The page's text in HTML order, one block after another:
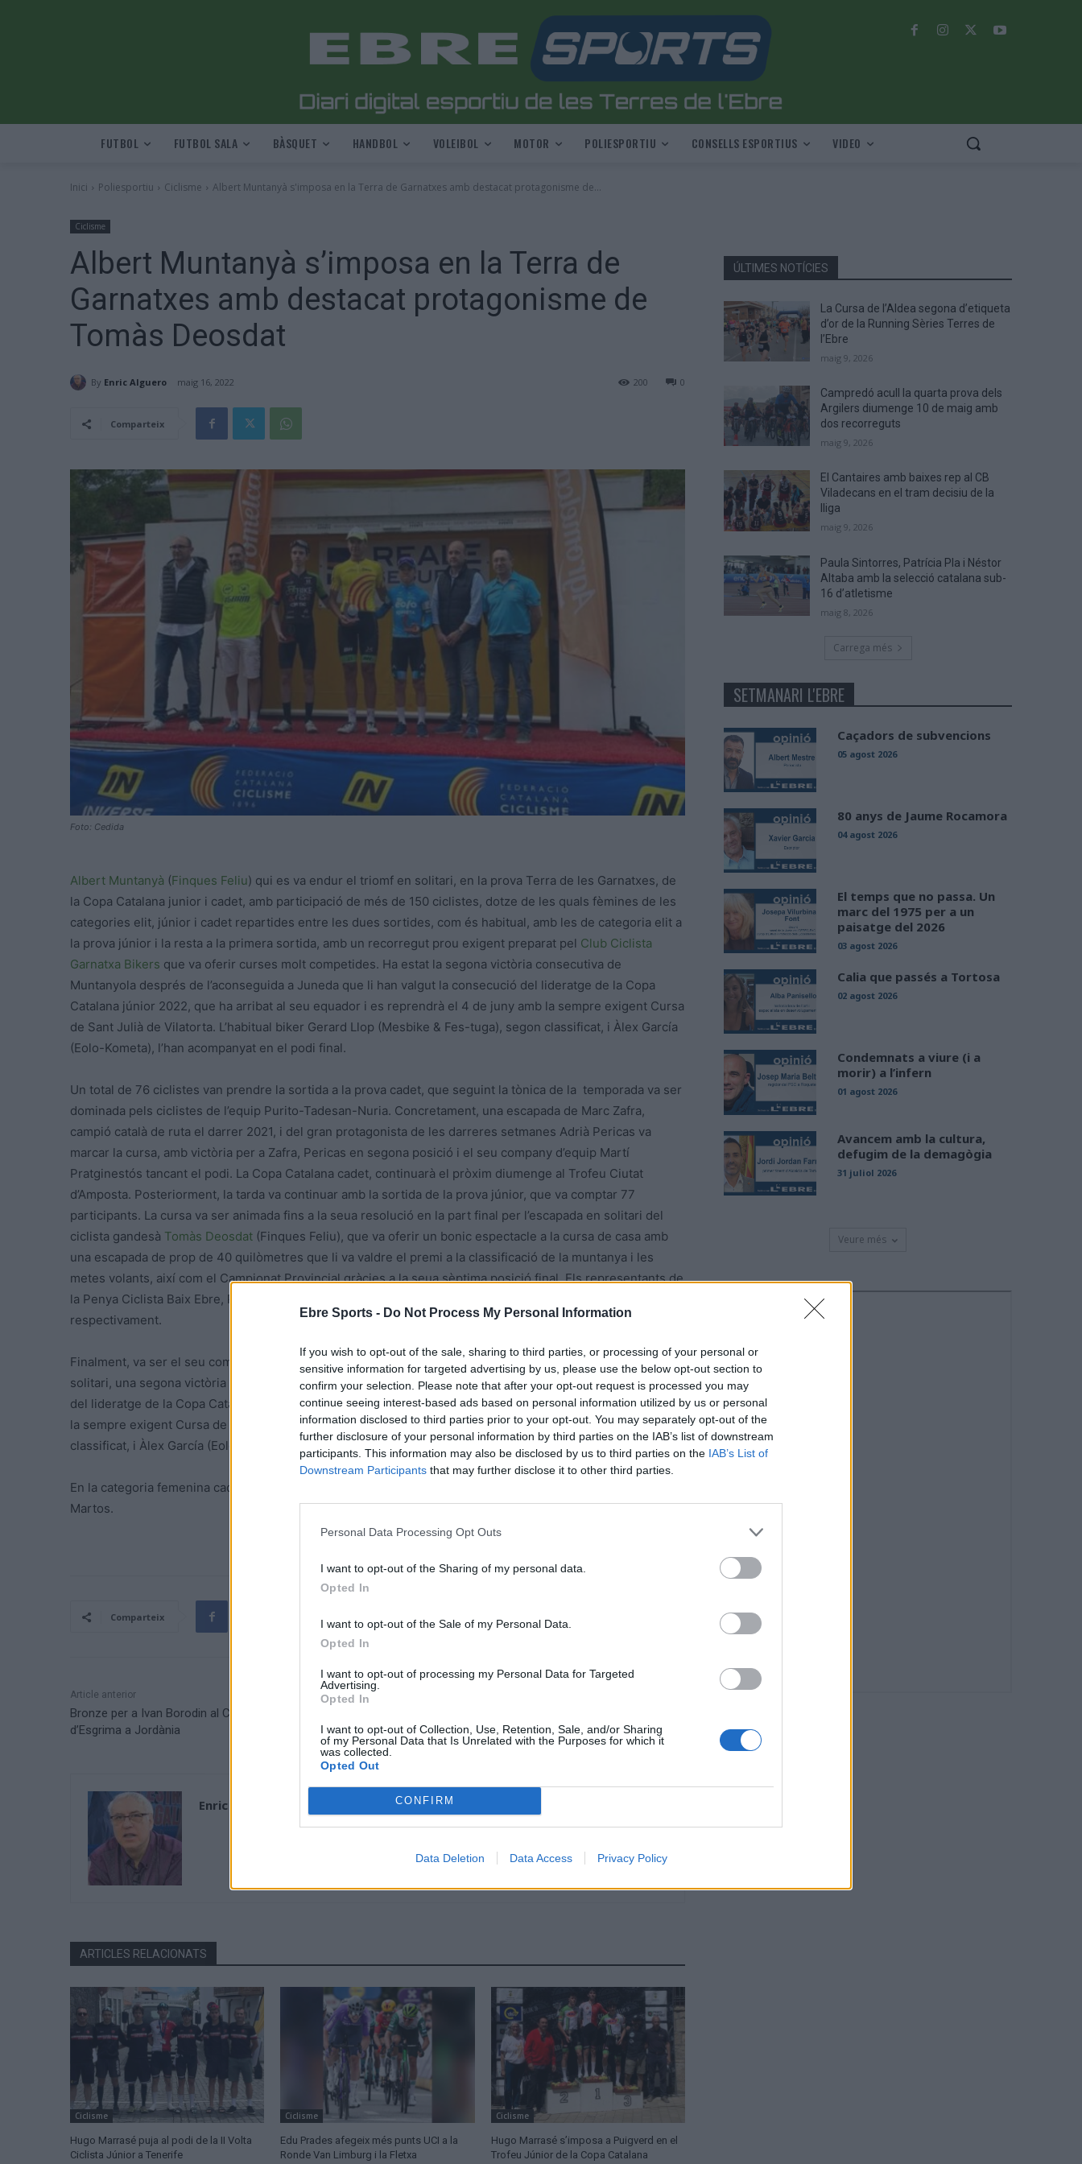
Ebre Sports - Do Not Process My Personal Information
If you wish to opt-out of the sale, sharing to third parties, or processing of your personal or
sensitive information for targeted advertising by us, please use the below opt-out section to
confirm your selection. Please note that after your opt-out request is processed you may
continue seeing interest-based ads based on personal information utilized by us or personal
information disclosed to third parties prior to your opt-out. You may separately opt-out of the
further disclosure of your personal information by third parties on the IAB’s list of downstream
participants. This information may also be disclosed by us to third parties on the IAB’s List of
Downstream Participants that may further disclose it to other third parties.
Personal Data Processing Opt Outs
I want to opt-out of the Sharing of my personal data.
Opted In
I want to opt-out of the Sale of my Personal Data.
Opted In
I want to opt-out of processing my Personal Data for Targeted
Advertising.
Opted In
I want to opt-out of Collection, Use, Retention, Sale, and/or Sharing
of my Personal Data that Is Unrelated with the Purposes for which it
was collected.
Opted Out
CONFIRM
Data Deletion Data Access Privacy Policy
FUTBOL FUTBOL SALA BÀSQUET HANDBOL VOLEIBOL MOTOR POLIESPORTIU CONSELLS ESPORTIUS VIDEO
Inici Poliesportiu Ciclisme Albert Muntanyà s'imposa en la Terra de Garnatxes amb destacat protagonisme de...
Ciclisme
Albert Muntanyà s’imposa en la Terra de
Garnatxes amb destacat protagonisme de
Tomàs Deosdat
By Enric Alguero maig 16, 2022 0
200
Comparteix
Foto: Cedida
Albert Muntanyà (Finques Feliu) qui es va endur el triomf en solitari, en la prova Terra de les Garnatxes, de
la Copa Catalana junior i cadet, amb participació de més de 150 ciclistes, dotze de les quals fèmines de les
categories elit, júnior i cadet repartides entre les dues sortides, com és habitual, amb les de categoria elit a
la prova júnior i la resta a la primera sortida, amb un recorregut prou exigent preparat pel Club Ciclista
Garnatxa Bikers que va oferir curses molt competides. Ha estat la segona victòria consecutiva de
Muntanyola després de l’aconseguida a Juneda que li han valgut la consecució del lideratge de la Copa
Catalana júnior 2022, que ha arribat al seu equador i es reprendrà el 4 de juny amb la sempre exigent Cursa
de Sant Julià de Vilatorta. L’habitual biker Gerard Llop (Mesbike & Fes-tuga), segon classificat, i Àlex García
(Eolo-Kometa), l’han acompanyat en el podi final.
Un total de 76 ciclistes van prendre la sortida a la prova cadet, que seguint la tònica de la temporada va ser
dominada pels ciclistes de l’equip Purito-Tadesan-Nuria. Concretament, una escapada de Marc Zafra,
campió català de ruta el darrer 2021, i del gran protagonista de les darreres setmanes Adrià Pericas va
marcar la cursa, amb victòria per a Zafra, Pericas en segona posició i el seu company d’equip Martí
Pratginestós tancant el podi. La Copa Catalana cadet, continuarà el pròxim diumenge al Trofeu Ciutat
d’Amposta. Posteriorment, la tarda va continuar amb la sortida de la prova júnior, que va comptar 77
participants. La cursa va ser animada fins a la seua resolució en la part final per l’escapada en solitari del
ciclista gandesà Tomàs Deosdat (Finques Feliu), que va oferir un bonic espectacle a la cursa de casa amb
una escapada de prop de 40 quilòmetres que li va valdre el premi a la classificació de la muntanya i les
metes volants, així com el Campionat Provincial gràcies a la seua sèptima posició final. Els representants de
la Penya Ciclista Baix Ebre, Pol Viladoms i Matisse Van, van ocupar la quinta i sèptima posició
respectivament.
Finalment, va ser el seu company d’equip Albert Muntanyà (Finques Feliu) qui es va endur el triomf en
solitari, una segona victòria consecutiva després de l’aconseguida a Juneda que li han valgut la consecució
del lideratge de la Copa Catalana júnior 2022, que ha arribat al seu equador i es reprendrà el 4 de juny amb
la sempre exigent Cursa de Sant Julià de Vilatorta. L’habitual biker Gerard Llop (Mesbike & Fes-tuga), segon
classificat, i Àlex García (Eolo-Kometa), l’han acompanyat en el podi final.
En la categoria femenina cadet, primer lloc per a Ainara Inarejos, amb tercer i quart per a Mar Piñol i Raquel
Martos.
Comparteix
Article anterior
Bronze per a Ivan Borodin al Campionat Mediterrani
d’Esgrima a Jordània
jornada del territorial de promoció
Enric Alguero
ARTICLES RELACIONATS
Ciclisme
Hugo Marrasé puja al podi de la II Volta
Ciclista Júnior a Tenerife
Ciclisme
Edu Prades afegeix més punts UCI a la
Ronde Van Limburg i la Fletxa
Ciclisme
Hugo Marrasé s’imposa a Puigverd en el
Trofeu Júnior de la Copa Catalana
ÚLTIMES NOTÍCIES
La Cursa de l’Aldea segona d’etiqueta
d’or de la Running Sèries Terres de
l’Ebre
maig 9, 2026
Campredó acull la quarta prova dels
Argilers diumenge 10 de maig amb
dos recorreguts
maig 9, 2026
El Cantaires amb baixes rep al CB
Viladecans en el tram decisiu de la
lliga
maig 9, 2026
Paula Sintorres, Patrícia Pla i Néstor
Altaba amb la selecció catalana sub-
16 d’atletisme
maig 8, 2026
Carrega més
SETMANARI L'EBRE
Caçadors de subvencions
05 agost 2026
80 anys de Jaume Rocamora
04 agost 2026
El temps que no passa. Un
marc del 1975 per a un
paisatge del 2026
03 agost 2026
Calia que passés a Tortosa
02 agost 2026
Condemnats a viure (i a
morir) a l’infern
01 agost 2026
Avancem amb la cultura,
defugim de la demagògia
31 juliol 2026
Veure més